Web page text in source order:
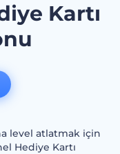
Kartı
level atlatmak için
Hediye Kartı